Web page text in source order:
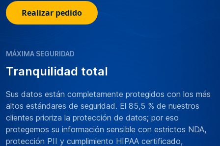
Realizar pedido
MÁXIMA SEGURIDAD
Tranquilidad total
Sus datos están completamente protegidos con los más
altos estándares de seguridad. El 85,5 % de nuestros
clientes prioriza la protección de datos; por eso
protegemos su información sensible con estrictos NDA,
protección PII y cumplimiento HIPAA certificado,